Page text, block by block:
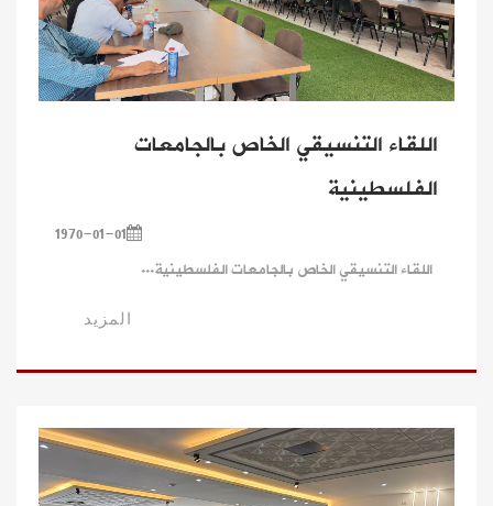
اللقاء التنسيقي الخاص بالجامعات
الفلسطينية
1970-01-01
اللقاء التنسيقي الخاص بالجامعات الفلسطينية...
المزيد